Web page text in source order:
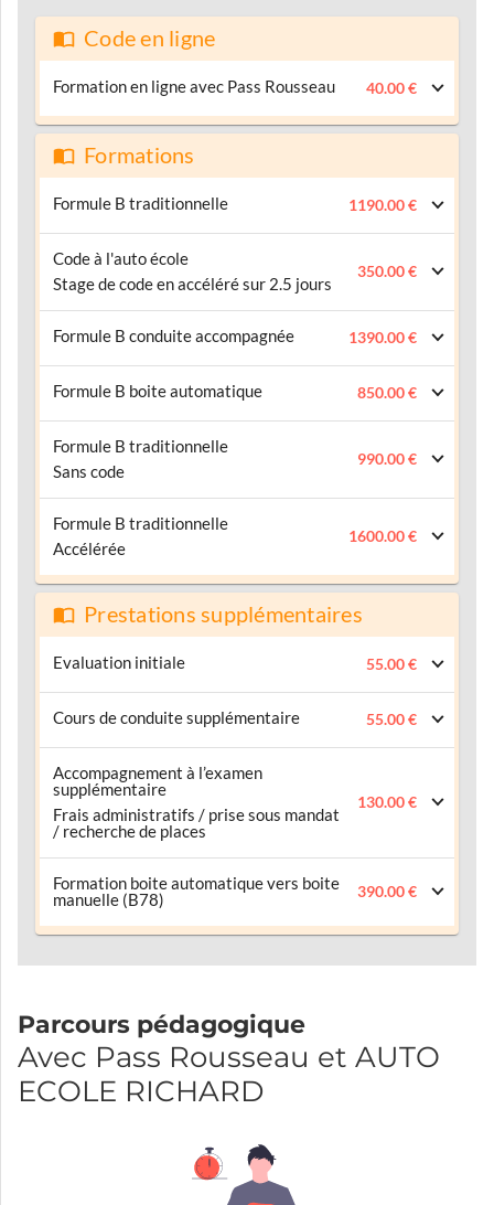
Code en ligne
Formation en ligne avec Pass Rousseau 40.00 €
Formations
Formule B traditionnelle 1190.00 €
Code à l'auto école
Stage de code en accéléré sur 2.5 jours
350.00 €
Formule B conduite accompagnée 1390.00 €
Formule B boite automatique 850.00 €
Formule B traditionnelle
Sans code
990.00 €
Formule B traditionnelle
Accélérée
1600.00 €
Prestations supplémentaires
Evaluation initiale 55.00 €
Cours de conduite supplémentaire 55.00 €
Accompagnement à l’examen
supplémentaire
Frais administratifs / prise sous mandat
/ recherche de places
130.00 €
Formation boite automatique vers boite
manuelle (B78)
390.00 €
Parcours pédagogique
Avec Pass Rousseau et AUTO
ECOLE RICHARD